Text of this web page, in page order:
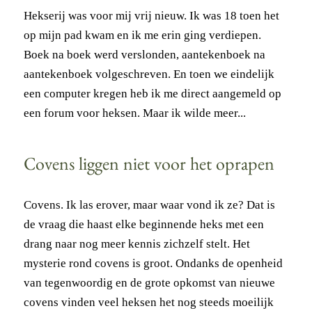
Hekserij was voor mij vrij nieuw. Ik was 18 toen het
op mijn pad kwam en ik me erin ging verdiepen.
Boek na boek werd verslonden, aantekenboek na
aantekenboek volgeschreven. En toen we eindelijk
een computer kregen heb ik me direct aangemeld op
een forum voor heksen. Maar ik wilde meer...
Covens liggen niet voor het oprapen
Covens. Ik las erover, maar waar vond ik ze? Dat is
de vraag die haast elke beginnende heks met een
drang naar nog meer kennis zichzelf stelt. Het
mysterie rond covens is groot. Ondanks de openheid
van tegenwoordig en de grote opkomst van nieuwe
covens vinden veel heksen het nog steeds moeilijk